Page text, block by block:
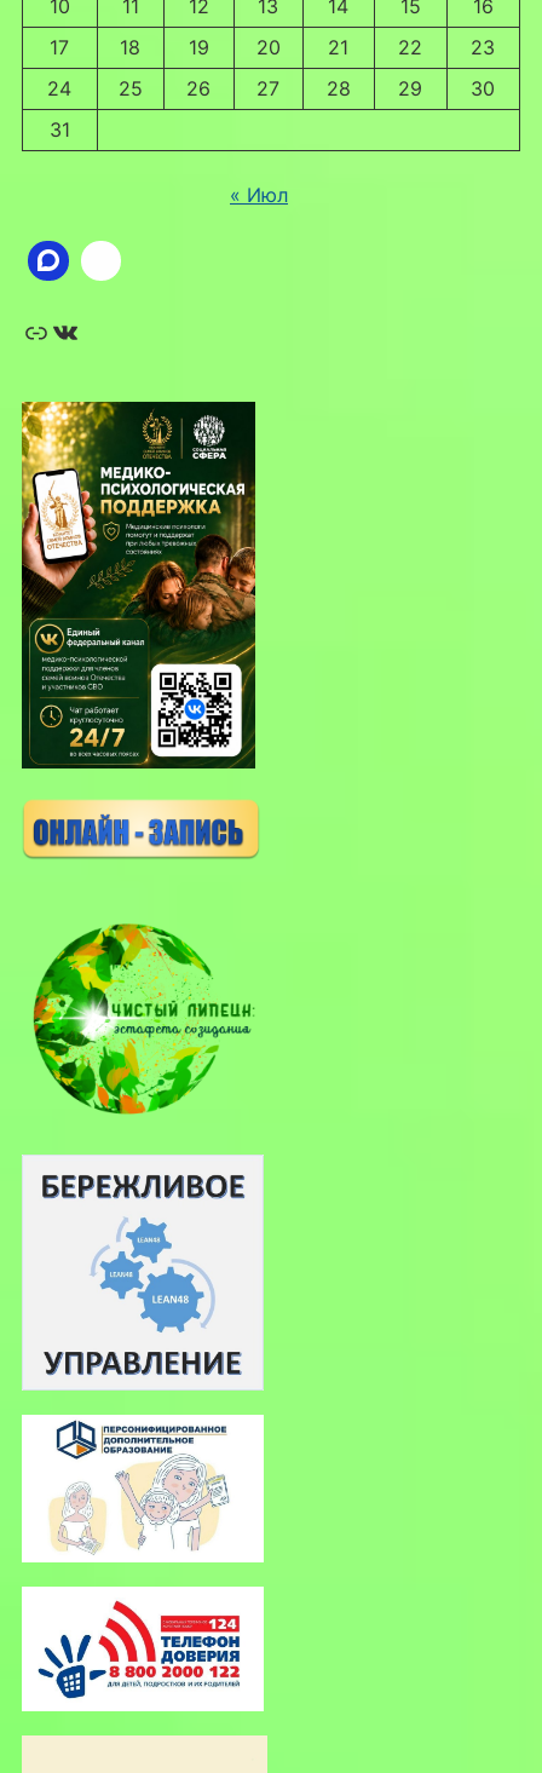
10 11 12 13 14 15
16
17
18 19 20 21 22
23
24
25 26 27 28 29
30
31
« Июл
Ссылка